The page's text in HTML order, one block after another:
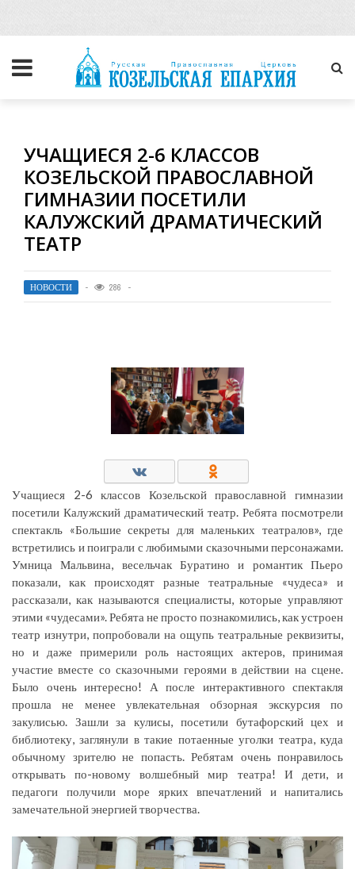
УЧАЩИЕСЯ 2-6 КЛАССОВ
КОЗЕЛЬСКОЙ ПРАВОСЛАВНОЙ
ГИМНАЗИИ ПОСЕТИЛИ
КАЛУЖСКИЙ ДРАМАТИЧЕСКИЙ
ТЕАТР
НОВОСТИ 286
Учащиеся 2-6 классов Козельской православной гимназии
посетили Калужский драматический театр. Ребята посмотрели
спектакль «Большие секреты для маленьких театралов», где
встретились и поиграли с любимыми сказочными персонажами.
Умница Мальвина, весельчак Буратино и романтик Пьеро
показали, как происходят разные театральные «чудеса» и
рассказали, как называются специалисты, которые управляют
этими «чудесами». Ребята не просто познакомились, как устроен
театр изнутри, попробовали на ощупь театральные реквизиты,
но и даже примерили роль настоящих актеров, принимая
участие вместе со сказочными героями в действии на сцене.
Было очень интересно! А после интерактивного спектакля
прошла не менее увлекательная обзорная экскурсия по
закулисью. Зашли за кулисы, посетили бутафорский цех и
библиотеку, заглянули в такие потаенные уголки театра, куда
обычному зрителю не попасть. Ребятам очень понравилось
открывать по-новому волшебный мир театра! И дети, и
педагоги получили море ярких впечатлений и напитались
замечательной энергией творчества.